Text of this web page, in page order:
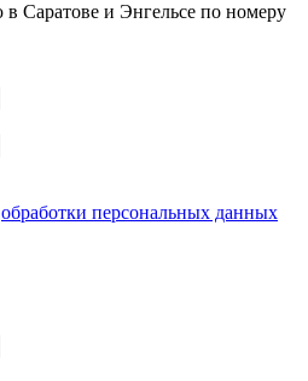
Саратове и Энгельсе по номеру
обработки персональных данных